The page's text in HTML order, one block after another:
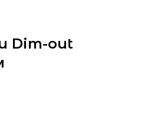
Dim-out